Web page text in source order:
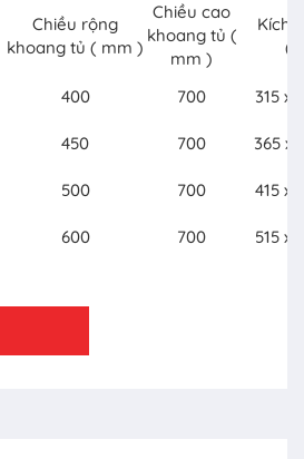
Chiều rộng
khoang tủ ( mm )
Chiều cao
khoang tủ (
mm )
Kích
400 700
315 x
450 700
365 x
500 700
415 x
600 700 515 x